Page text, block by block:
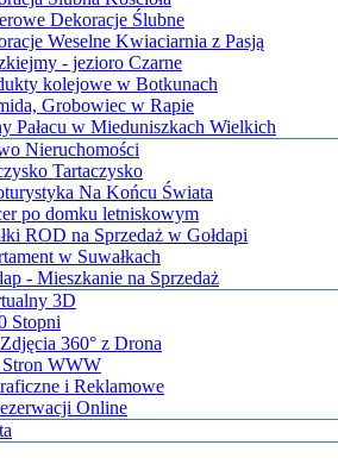
Dekoracje Ślubne
Weselne Kwiaciarnia z Pasją
- jezioro Czarne
kolejowe w Botkunach
Grobowiec w Rapie
Pałacu w Mieduniszkach Wielkich
Nieruchomości
Tartaczysko
Na Końcu Świata
po domku letniskowym
ROD na Sprzedaż w Gołdapi
w Suwałkach
- Mieszkanie na Sprzedaż
3D
Stopni
360° z Drona
WWW
i Reklamowe
Online